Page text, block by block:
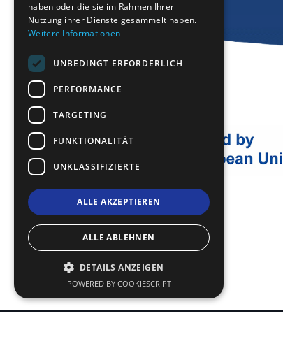
TURKISH
haben oder die sie im Rahmen Ihrer
Nutzung ihrer Dienste gesammelt haben.
Weitere Informationen
UNBEDINGT ERFORDERLICH
PERFORMANCE
TARGETING
FUNKTIONALITÄT
UNKLASSIFIZIERTE
ALLE AKZEPTIEREN
ALLE ABLEHNEN
DETAILS ANZEIGEN
POWERED BY COOKIESCRIPT